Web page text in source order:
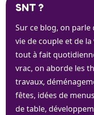
SNT ?
Sur ce blog, on parle
vie de couple et de la
tout à fait
vrac, on aborde les
travaux,
fêtes, idées de
de table,